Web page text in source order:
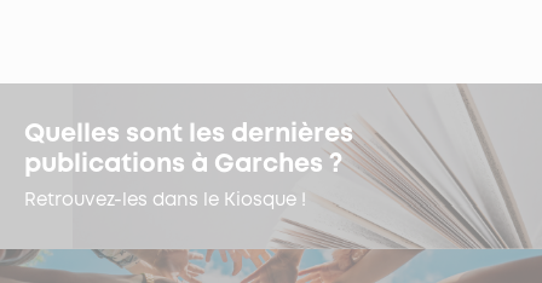
Quelles sont les dernières
publications à Garches ?
Retrouvez-les dans le Kiosque !